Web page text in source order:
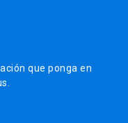
que ponga en